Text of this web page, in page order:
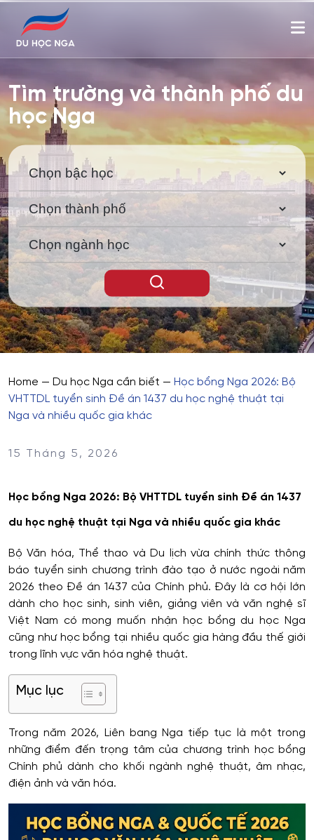
Tìm trường và thành phố du
học Nga
Home — Du học Nga cần biết — Học bổng Nga 2026: Bộ
VHTTDL tuyển sinh Đề án 1437 du học nghệ thuật tại
Nga và nhiều quốc gia khác
15 Tháng 5, 2026
Học bổng Nga 2026: Bộ VHTTDL tuyển sinh Đề án 1437
du học nghệ thuật tại Nga và nhiều quốc gia khác
Bộ Văn hóa, Thể thao và Du lịch vừa chính thức thông
báo tuyển sinh chương trình đào tạo ở nước ngoài năm
2026 theo Đề án 1437 của Chính phủ. Đây là cơ hội lớn
dành cho học sinh, sinh viên, giảng viên và văn nghệ sĩ
Việt Nam có mong muốn nhận học bổng du học Nga
cũng như học bổng tại nhiều quốc gia hàng đầu thế giới
trong lĩnh vực văn hóa nghệ thuật.
Mục lục
Trong năm 2026, Liên bang Nga tiếp tục là một trong
những điểm đến trọng tâm của chương trình học bổng
Chính phủ dành cho khối ngành nghệ thuật, âm nhạc,
điện ảnh và văn hóa.